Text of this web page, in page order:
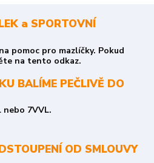
a SPORTOVNÍ
pomoc pro mazlíčky. Pokud
na tento odkaz.
BALÍME PEČLIVĚ DO
nebo 7VVL.
OD SMLOUVY